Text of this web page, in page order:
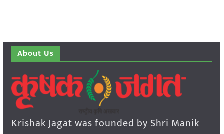
About Us
Krishak Jagat was founded by Shri Manik